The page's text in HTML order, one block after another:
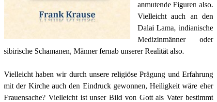
anmutende Figuren also.
Vielleicht auch an den
Dalai Lama, indianische
Medizinmänner oder
sibirische Schamanen, Männer fernab unserer Realität also.
Vielleicht haben wir durch unsere religiöse Prägung und Erfahrung
mit der Kirche auch den Eindruck gewonnen, Heiligkeit wäre eher
Frauensache? Vielleicht ist unser Bild von Gott als Vater bestimmt